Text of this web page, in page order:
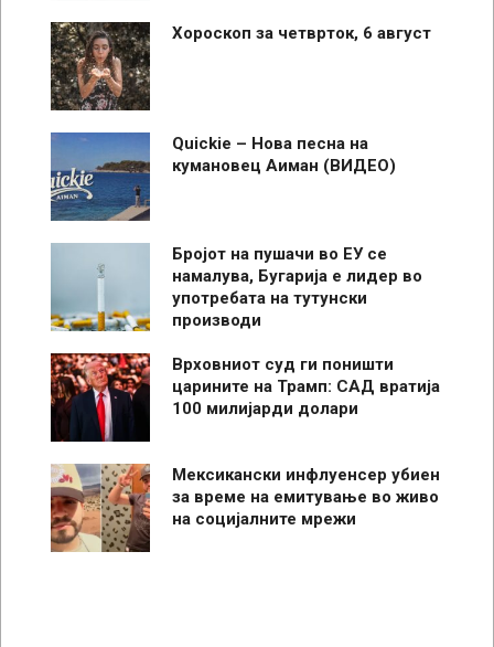
Хороскоп за четврток, 6 август
Quickie – Нова песна на
кумановец Аиман (ВИДЕО)
Бројот на пушачи во ЕУ се
намалува, Бугарија е лидер во
употребата на тутунски
производи
Врховниот суд ги поништи
царините на Трамп: САД вратија
100 милијарди долари
Мексикански инфлуенсер убиен
за време на емитување во живо
на социјалните мрежи